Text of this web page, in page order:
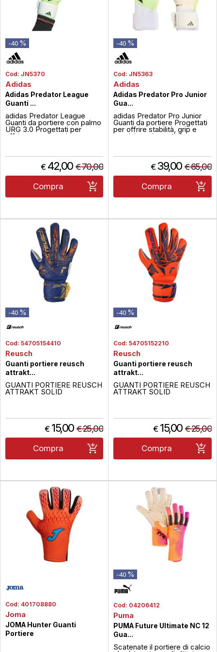
-40 %
Cod: JN5370
Adidas
Adidas Predator League
Guanti ...
adidas Predator League
Guanti da portiere con palmo
URG 3.0 Progettati per
offrire una presa sicura e un
League combinano materiali
tecnici e comfort mirato. Il
palmo in lattice URG 3.0
garantisce ammortizzazione
e aderenza, mentre il dor...
€ 42,00 €70,00
Compra
-40 %
Cod: JN5363
Adidas
Adidas Predator Pro Junior
Gua...
adidas Predator Pro Junior
Guanti da portiere Progettati
per offrire stabilità, grip e
precisione, i guanti da
sicura in ogni fase del gioco.
Il palmo in URG 2.0 assicura
unaderenza eccellente,
mentre il taglio negativo
garantisce una ve...
€ 39,00 €65,00
Compra
-40 %
Cod: 54705154410
Reusch
Guanti portiere reusch
attrakt...
GUANTI PORTIERE REUSCH
ATTRAKT SOLID
€ 15,00 €25,00
Compra
-40 %
Cod: 54705152210
Reusch
Guanti portiere reusch
attrakt...
GUANTI PORTIERE REUSCH
ATTRAKT SOLID
€ 15,00 €25,00
Compra
Cod: 401708880
Joma
JOMA Hunter Guanti
Portiere
-40 %
Cod: 04206412
Puma
PUMA Future Ultimate NC 12
Gua...
Scatenate il portiere di calcio